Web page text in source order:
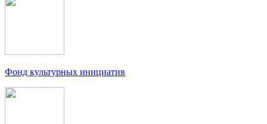
Фонд культурных инициатив